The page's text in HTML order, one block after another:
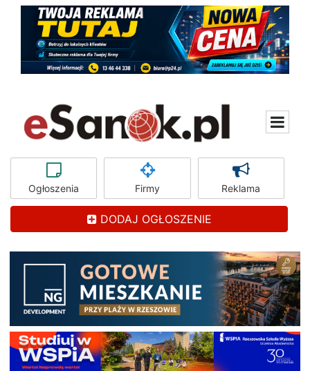
Ogłoszenia Firmy Reklama
DODAJ OGŁOSZENIE